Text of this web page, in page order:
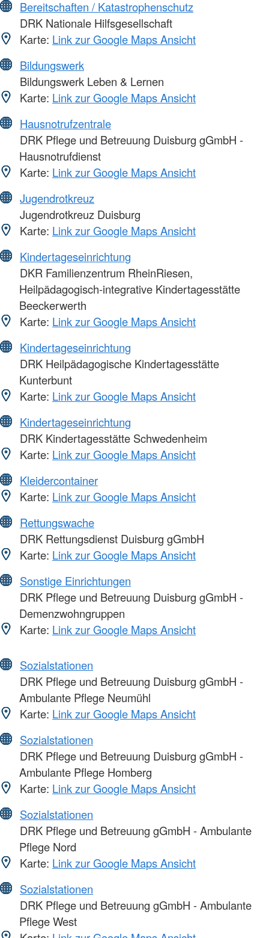
Bereitschaften / Katastrophenschutz
DRK Nationale Hilfsgesellschaft
Karte: Link zur Google Maps Ansicht
Bildungswerk
Bildungswerk Leben & Lernen
Karte: Link zur Google Maps Ansicht
Hausnotrufzentrale
DRK Pflege und Betreuung Duisburg gGmbH -
Hausnotrufdienst
Karte: Link zur Google Maps Ansicht
Jugendrotkreuz
Jugendrotkreuz Duisburg
Karte: Link zur Google Maps Ansicht
Kindertageseinrichtung
DKR Familienzentrum RheinRiesen,
Heilpädagogisch-integrative Kindertagesstätte
Beeckerwerth
Karte: Link zur Google Maps Ansicht
Kindertageseinrichtung
DRK Heilpädagogische Kindertagesstätte
Kunterbunt
Karte: Link zur Google Maps Ansicht
Kindertageseinrichtung
DRK Kindertagesstätte Schwedenheim
Karte: Link zur Google Maps Ansicht
Kleidercontainer
Karte: Link zur Google Maps Ansicht
Rettungswache
DRK Rettungsdienst Duisburg gGmbH
Karte: Link zur Google Maps Ansicht
Sonstige Einrichtungen
DRK Pflege und Betreuung Duisburg gGmbH -
Demenzwohngruppen
Karte: Link zur Google Maps Ansicht
Sozialstationen
DRK Pflege und Betreuung Duisburg gGmbH -
Ambulante Pflege Neumühl
Karte: Link zur Google Maps Ansicht
Sozialstationen
DRK Pflege und Betreuung Duisburg gGmbH -
Ambulante Pflege Homberg
Karte: Link zur Google Maps Ansicht
Sozialstationen
DRK Pflege und Betreuung gGmbH - Ambulante
Pflege Nord
Karte: Link zur Google Maps Ansicht
Sozialstationen
DRK Pflege und Betreuung gGmbH - Ambulante
Pflege West